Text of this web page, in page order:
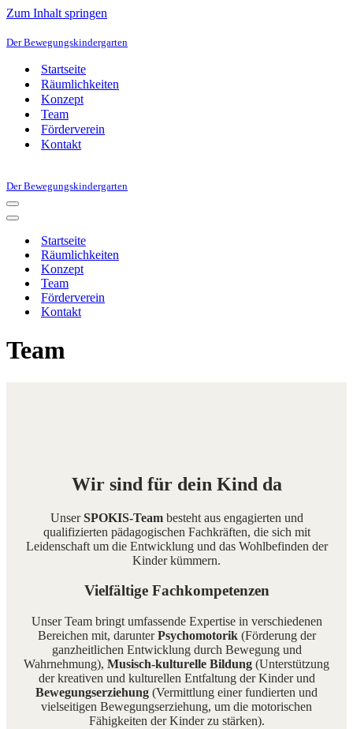
Zum Inhalt springen
Der Bewegungskindergarten
Startseite
Räumlichkeiten
Konzept
Team
Förderverein
Kontakt
Der Bewegungskindergarten
Navigationsmenü
Navigationsmenü
Startseite
Räumlichkeiten
Konzept
Team
Förderverein
Kontakt
Team
Wir sind für dein Kind da
UnserSPOKIS-Teambesteht aus engagierten und
qualifizierten pädagogischen Fachkräften, die sich mit
Leidenschaft um die Entwicklung und das Wohlbefinden der
Kinder kümmern.
Vielfältige Fachkompetenzen
Unser Team bringt umfassende Expertise in verschiedenen
Bereichen mit, darunterPsychomotorik(Förderung der
ganzheitlichen Entwicklung durch Bewegung und
Wahrnehmung), Musisch-kulturelle Bildung (Unterstützung
der kreativen und kulturellen Entfaltung der Kinder und
Bewegungserziehung (Vermittlung einer fundierten und
vielseitigen Bewegungserziehung, um die motorischen
Fähigkeiten der Kinder zu stärken).